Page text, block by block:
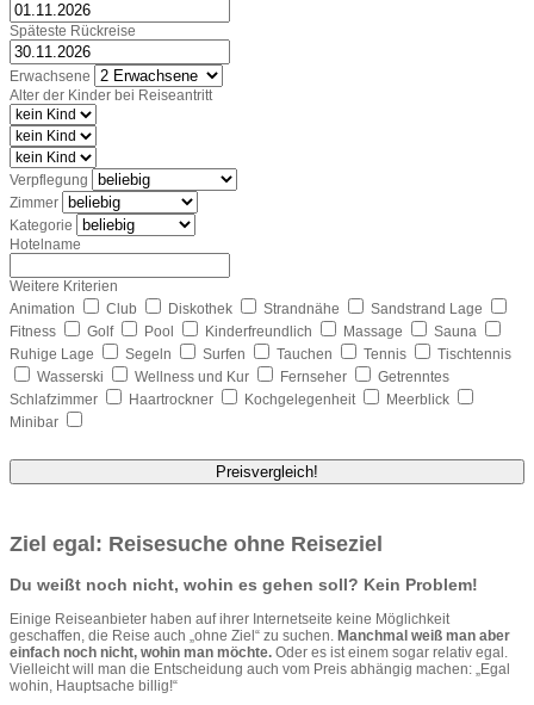
Späteste Rückreise
Erwachsene
Alter der Kinder bei Reiseantritt
Verpflegung
Zimmer
Kategorie
Hotelname
Weitere Kriterien
Animation
Club Diskothek Strandnähe
Sandstrand Lage
Fitness
Golf Pool Kinderfreundlich Massage
Sauna
Ruhige Lage
Segeln Surfen Tauchen Tennis
Tischtennis
Wasserski
Wellness und Kur Fernseher
Getrenntes
Schlafzimmer
Haartrockner Kochgelegenheit
Meerblick
Minibar
Preisvergleich!
Ziel egal: Reisesuche ohne Reiseziel
Du weißt noch nicht, wohin es gehen soll? Kein Problem!
Einige Reiseanbieter haben auf ihrer Internetseite keine Möglichkeit
geschaffen, die Reise auch „ohne Ziel“ zu suchen. Manchmal weiß man aber
einfach noch nicht, wohin man möchte. Oder es ist einem sogar relativ egal.
Vielleicht will man die Entscheidung auch vom Preis abhängig machen: „Egal
wohin, Hauptsache billig!“